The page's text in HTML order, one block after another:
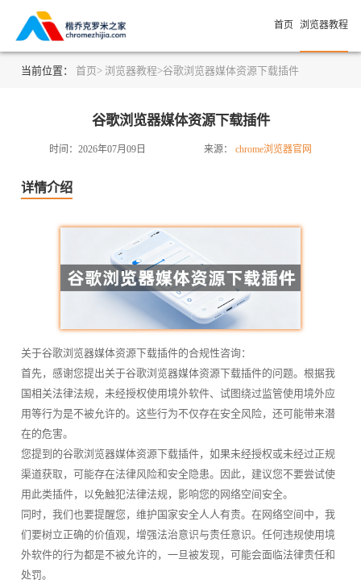
首页 浏览器教程
当前位置： 首页> 浏览器教程>谷歌浏览器媒体资源下载插件
谷歌浏览器媒体资源下载插件
时间：2026年07月09日 来源： chrome浏览器官网
详情介绍
关于谷歌浏览器媒体资源下载插件的合规性咨询：
首先，感谢您提出关于谷歌浏览器媒体资源下载插件的问题。根据我
国相关法律法规，未经授权使用境外软件、试图绕过监管使用境外应
用等行为是不被允许的。这些行为不仅存在安全风险，还可能带来潜
在的危害。
您提到的谷歌浏览器媒体资源下载插件，如果未经授权或未经过正规
渠道获取，可能存在法律风险和安全隐患。因此，建议您不要尝试使
用此类插件，以免触犯法律法规，影响您的网络空间安全。
同时，我们也要提醒您，维护国家安全人人有责。在网络空间中，我
们要树立正确的价值观，增强法治意识与责任意识。任何违规使用境
外软件的行为都是不被允许的，一旦被发现，可能会面临法律责任和
处罚。